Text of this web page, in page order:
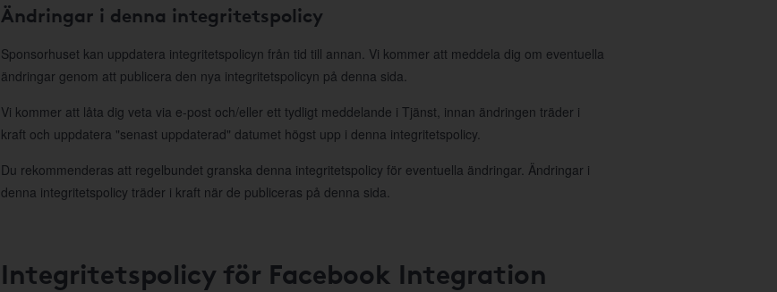
Ändringar i denna integritetspolicy
Sponsorhuset kan uppdatera integritetspolicyn från tid till annan. Vi kommer att meddela dig om eventuella
ändringar genom att publicera den nya integritetspolicyn på denna sida.
Vi kommer att låta dig veta via e-post och/eller ett tydligt meddelande i Tjänst, innan ändringen träder i
kraft och uppdatera "senast uppdaterad" datumet högst upp i denna integritetspolicy.
Du rekommenderas att regelbundet granska denna integritetspolicy för eventuella ändringar. Ändringar i
denna integritetspolicy träder i kraft när de publiceras på denna sida.
Integritetspolicy för Facebook Integration